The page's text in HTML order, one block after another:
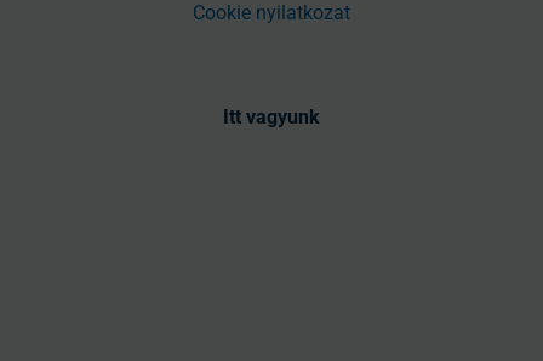
Cookie nyilatkozat
Itt vagyunk